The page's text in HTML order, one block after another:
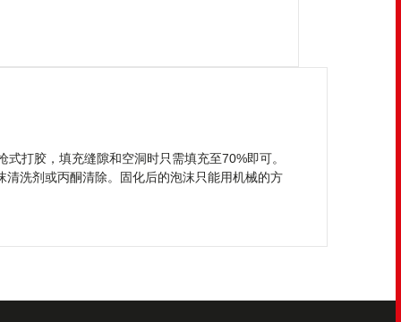
打胶，填充缝隙和空洞时只需填充至70%即可。
洗剂或丙酮清除。固化后的泡沫只能用机械的方